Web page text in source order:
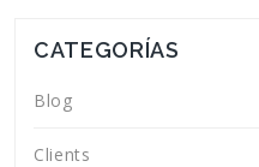
CATEGORÍAS
Blog
Clients